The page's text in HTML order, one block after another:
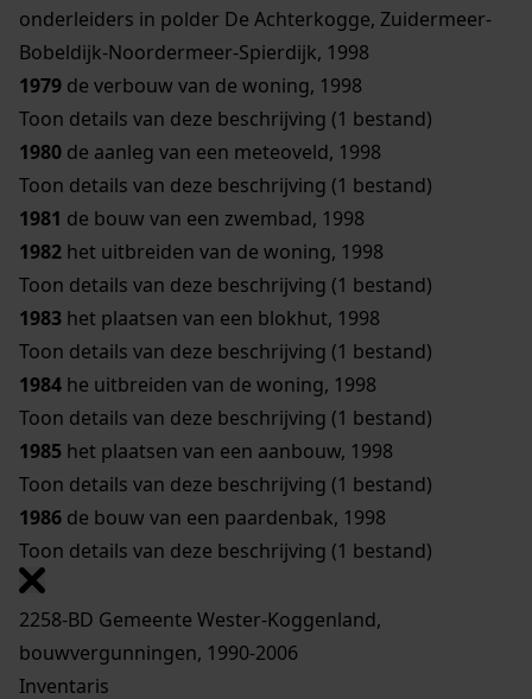
onderleiders in polder De Achterkogge, Zuidermeer-
Bobeldijk-Noordermeer-Spierdijk, 1998
1979 de verbouw van de woning, 1998
Toon details van deze beschrijving (1 bestand)
1980 de aanleg van een meteoveld, 1998
Toon details van deze beschrijving (1 bestand)
1981 de bouw van een zwembad, 1998
1982 het uitbreiden van de woning, 1998
Toon details van deze beschrijving (1 bestand)
1983 het plaatsen van een blokhut, 1998
Toon details van deze beschrijving (1 bestand)
1984 he uitbreiden van de woning, 1998
Toon details van deze beschrijving (1 bestand)
1985 het plaatsen van een aanbouw, 1998
Toon details van deze beschrijving (1 bestand)
1986 de bouw van een paardenbak, 1998
Toon details van deze beschrijving (1 bestand)
2258-BD Gemeente Wester-Koggenland,
bouwvergunningen, 1990-2006
Inventaris